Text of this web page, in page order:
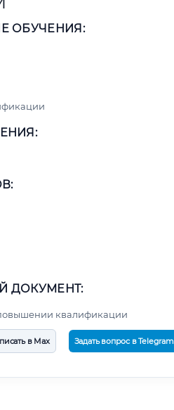
ОБУЧЕНИЯ:
ДОКУМЕНТ:
квалификации
в Max Задать вопрос в Telegram